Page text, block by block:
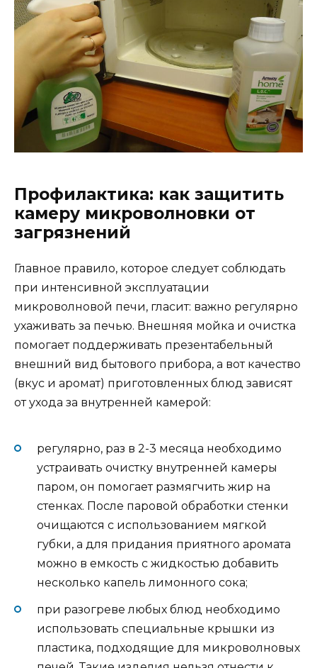
Профилактика: как защитить
камеру микроволновки от
загрязнений
Главное правило, которое следует соблюдать
при интенсивной эксплуатации
микроволновой печи, гласит: важно регулярно
ухаживать за печью. Внешняя мойка и очистка
помогает поддерживать презентабельный
внешний вид бытового прибора, а вот качество
(вкус и аромат) приготовленных блюд зависят
от ухода за внутренней камерой:
регулярно, раз в 2-3 месяца необходимо
устраивать очистку внутренней камеры
паром, он помогает размягчить жир на
стенках. После паровой обработки стенки
очищаются с использованием мягкой
губки, а для придания приятного аромата
можно в емкость с жидкостью добавить
несколько капель лимонного сока;
при разогреве любых блюд необходимо
использовать специальные крышки из
пластика, подходящие для микроволновых